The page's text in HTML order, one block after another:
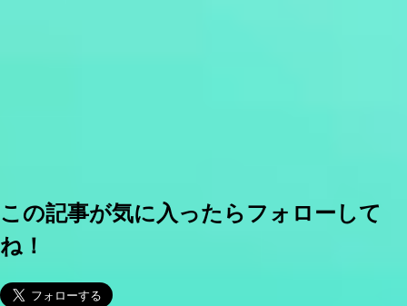
この記事が気に入ったらフォローして
ね！